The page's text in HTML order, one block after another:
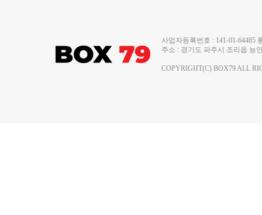
사업자등록번호 : 141-01-
주소 : 경기도 파주시 조리읍 능
COPYRIGHT(C) BOX79 ALL